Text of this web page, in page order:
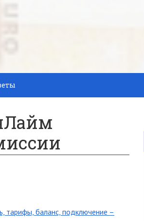
тарифы, баланс, подключение –